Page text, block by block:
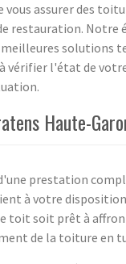
vous assurer des
restauration.
solutions
vérifier l'état de
Haute-
prestation
à votre
toit soit prêt à
de la toiture en